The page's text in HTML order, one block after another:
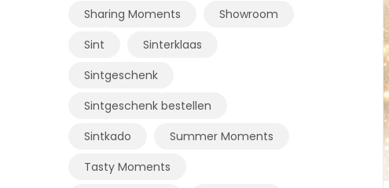
Sharing Moments
Showroom
Sint
Sinterklaas
Sintgeschenk
Sintgeschenk bestellen
Sintkado
Summer Moments
Tasty Moments